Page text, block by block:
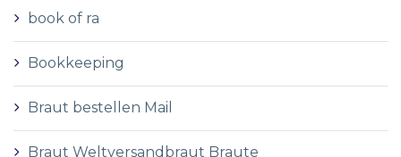
book of ra
Bookkeeping
Braut bestellen Mail
Braut Weltversandbraut Braute